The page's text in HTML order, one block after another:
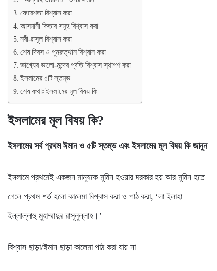
ফেরেশতা বিশ্বাস করা
আসমানী কিতাব সমূহ বিশ্বাস করা
নবী-রাসূল বিশ্বাস করা
শেষ দিবস ও পুনরুত্থান বিশ্বাস করা
ভাগ্যের ভালো-মন্দের প্রতি বিশ্বাস স্থাপণ করা
ইসলামের ৫টি স্তম্ভ
শেষ কথাঃ ইসলামের মূল বিষয় কি
ইসলামের মূল বিষয় কি?
ইসলামের সর্ব প্রথম ঈমান ও ৫টি স্তম্ভ এবং ইসলামের মূল বিষয় কি জানুন
ইসলামে প্রথমেই একজন মানুষকে মুমিন হওয়ার দরকার হয় আর মুমিন হতে
গেলে প্রথম শর্ত হলো কালেমা বিশ্বাস করা ও পাঠ করা, ‘লা ইলাহা
ইল্লাল্লাহু মুহাম্মাদুর রাসূলুল্লাহ।’
বিশ্বাস ছাড়া/ঈমান ছাড়া কালেমা পাঠ করা যায় না।